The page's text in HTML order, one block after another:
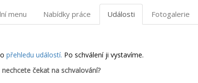
menu Nabídky práce Události Fotogalerie
přehledu událostí. Po schválení ji vystavíme.
čekat na schvalování?